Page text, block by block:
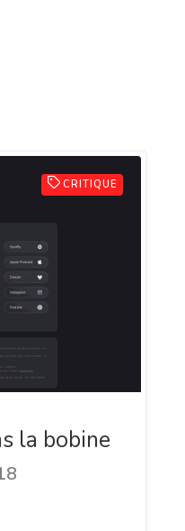
CRITIQUE
la bobine